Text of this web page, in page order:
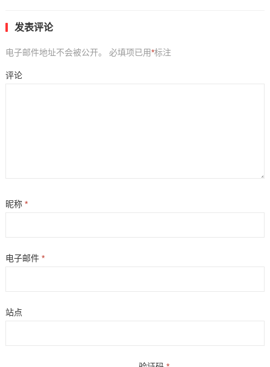
发表评论
电子邮件地址不会被公开。 必填项已用*标注
评论
昵称 *
电子邮件 *
站点